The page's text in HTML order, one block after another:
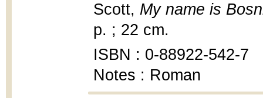
Scott, My name is
p. ; 22 cm.
ISBN : 0-88922-542-7
Notes : Roman